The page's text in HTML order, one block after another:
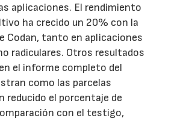
aplicaciones. El rendimiento
ha crecido un 20% con la
Codan, tanto en aplicaciones
radiculares. Otros resultados
el informe completo del
como las parcelas
reducido el porcentaje de
con el testigo,